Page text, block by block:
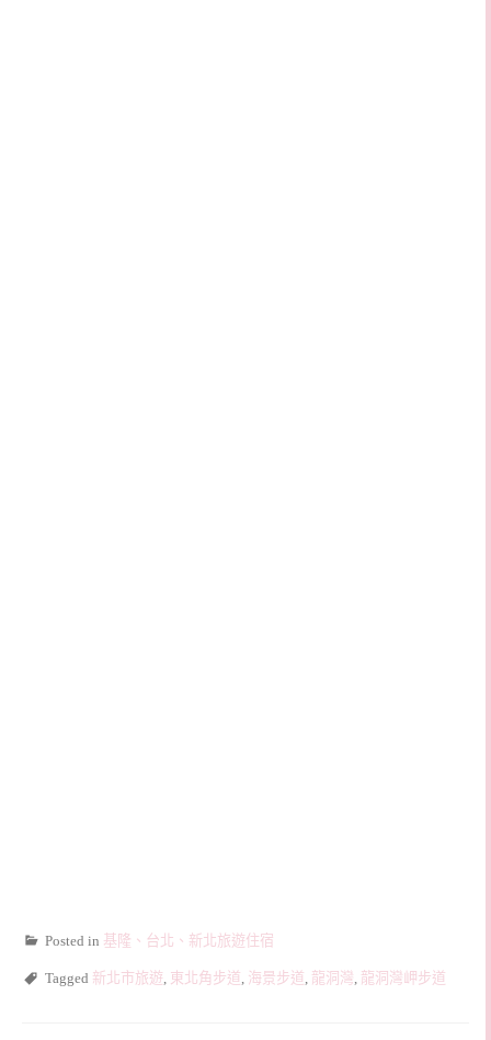
Posted in 基隆、台北、新北旅遊住宿
Tagged 新北市旅遊, 東北角步道, 海景步道, 龍洞灣, 龍洞灣岬步道